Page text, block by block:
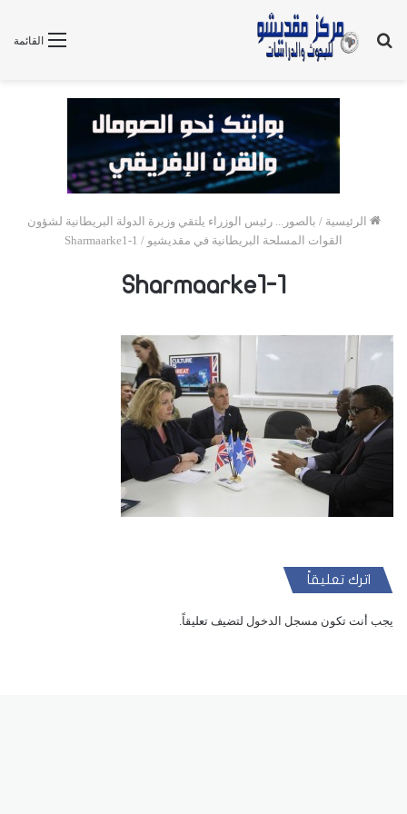
القائمة
بحث
الرئيسية / بالصور... رئيس الوزراء يلتقي وزيرة الدولة البريطانية لشؤون
القوات المسلحة البريطانية في مقديشيو /
Sharmaarke1-1
Sharmaarke1-1
اترك تعليقاً
يجب أنت تكون مسجل الدخول لتضيف تعليقاً.